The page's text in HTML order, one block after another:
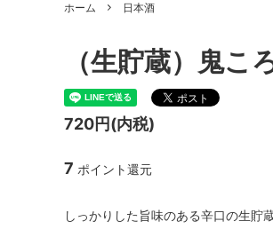
ホーム 日本酒
（生貯蔵）鬼
720円(内税)
7 ポイント還元
しっかりした旨味のある辛口の生貯蔵